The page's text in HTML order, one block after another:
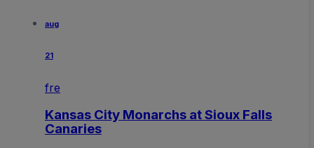
aug
21
fre
Kansas City Monarchs at Sioux Falls
Canaries